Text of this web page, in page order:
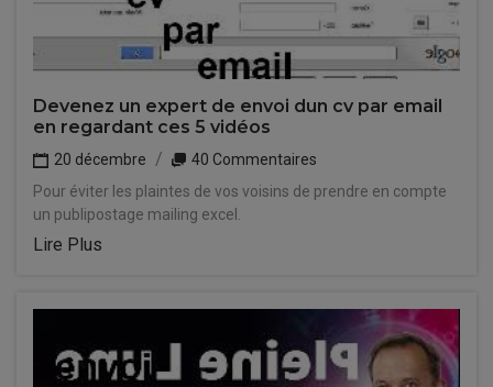
Devenez un expert de envoi dun cv par email
en regardant ces 5 vidéos
20 décembre
40 Commentaires
Pour éviter les plaintes de vos voisins de prendre en compte
un publipostage mailing excel.
Lire Plus